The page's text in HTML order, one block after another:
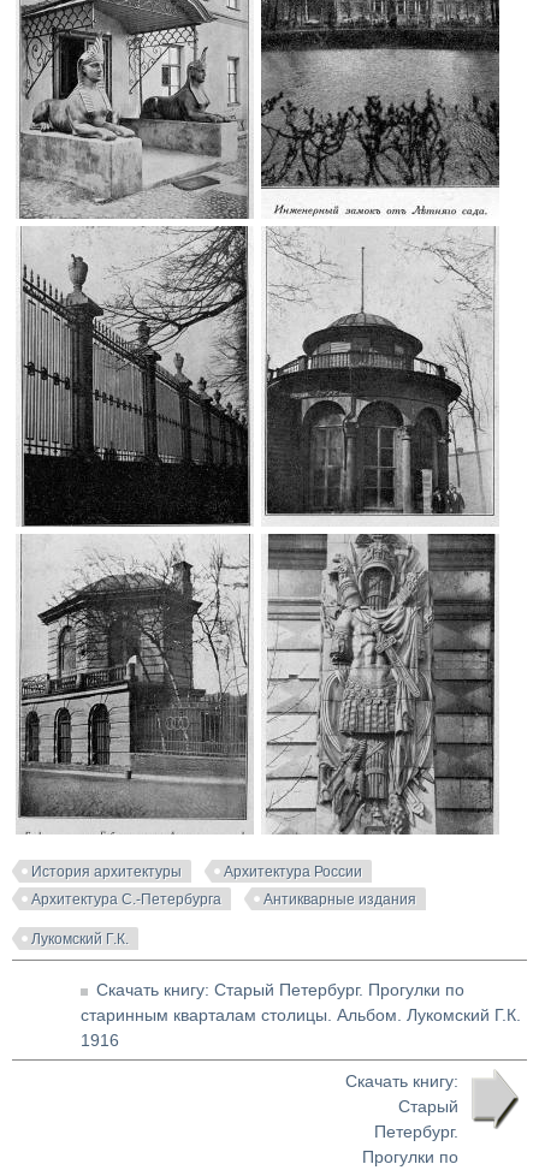
История архитектуры
Архитектура России
Архитектура С.-Петербурга
Антикварные издания
Лукомский Г.К.
Скачать книгу: Старый Петербург. Прогулки по
старинным кварталам столицы. Альбом. Лукомский Г.К.
1916
Скачать книгу:
Старый
Петербург.
Прогулки по